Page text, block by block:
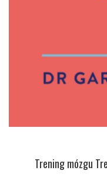
Trening mózgu